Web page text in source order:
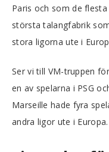
Paris och som de
största talangfabrik
stora ligorna ute i
Ser vi till VM-truppen
en av spelarna i PSG
Marseille hade fyra
andra ligor ute i Europa.